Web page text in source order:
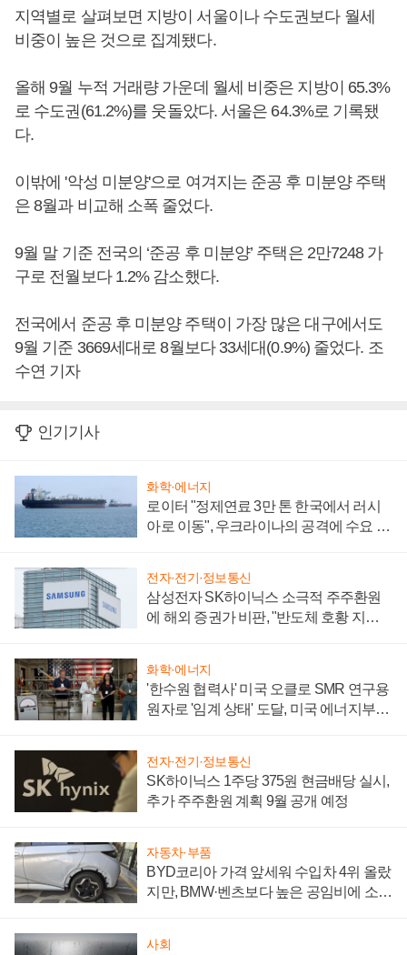
지역별로 살펴보면 지방이 서울이나 수도권보다 월세
비중이 높은 것으로 집계됐다.
올해 9월 누적 거래량 가운데 월세 비중은 지방이 65.3%
로 수도권(61.2%)를 웃돌았다. 서울은 64.3%로 기록됐
다.
이밖에 '악성 미분양'으로 여겨지는 준공 후 미분양 주택
은 8월과 비교해 소폭 줄었다.
9월 말 기준 전국의 ‘준공 후 미분양’ 주택은 2만7248 가
구로 전월보다 1.2% 감소했다.
전국에서 준공 후 미분양 주택이 가장 많은 대구에서도
9월 기준 3669세대로 8월보다 33세대(0.9%) 줄었다. 조
수연 기자
인기기사
화학·에너지
로이터 "정제연료 3만 톤 한국에서 러시
아로 이동", 우크라이나의 공격에 수요 늘
전자·전기·정보통신
삼성전자 SK하이닉스 소극적 주주환원
에 해외 증권가 비판, "반도체 호황 지속
화학·에너지
'한수원 협력사' 미국 오클로 SMR 연구용
원자로 '임계 상태' 도달, 미국 에너지부
전자·전기·정보통신
SK하이닉스 1주당 375원 현금배당 실시,
추가 주주환원 계획 9월 공개 예정
자동차·부품
BYD코리아 가격 앞세워 수입차 4위 올랐
지만, BMW·벤츠보다 높은 공임비에 소비
사회